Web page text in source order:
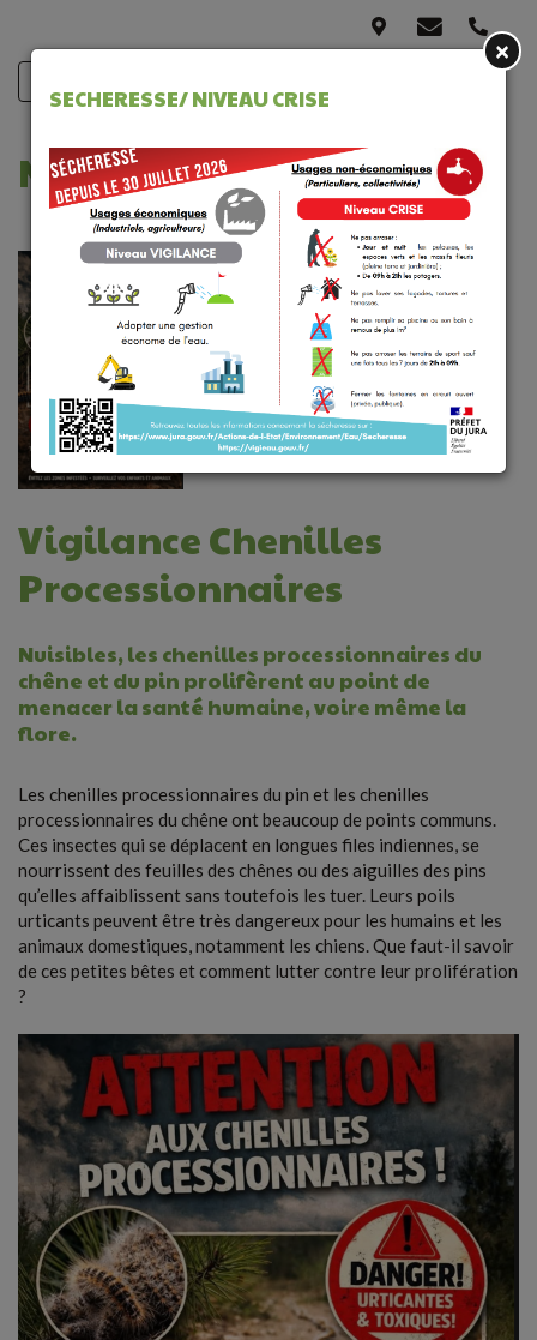
NOS ACTUALITÉS
Vigilance Chenilles
Processionnaires
Nuisibles, les chenilles processionnaires du
chêne et du pin prolifèrent au point de
menacer la santé humaine, voire même la
flore.
Les chenilles processionnaires du pin et les chenilles
processionnaires du chêne ont beaucoup de points communs.
Ces insectes qui se déplacent en longues files indiennes, se
nourrissent des feuilles des chênes ou des aiguilles des pins
qu’elles affaiblissent sans toutefois les tuer. Leurs poils
urticants peuvent être très dangereux pour les humains et les
animaux domestiques, notamment les chiens. Que faut-il savoir
de ces petites bêtes et comment lutter contre leur prolifération
?
×
SECHERESSE/ NIVEAU CRISE